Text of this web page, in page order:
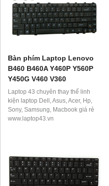
Bàn phím Laptop Lenovo
B460 B460A Y460P Y560P
Y450G V460 V360
Laptop 43 chuyên thay thế linh
kiện laptop Dell, Asus, Acer, Hp,
Sony, Samsung, Macbook giá rẻ
www.laptop43.vn